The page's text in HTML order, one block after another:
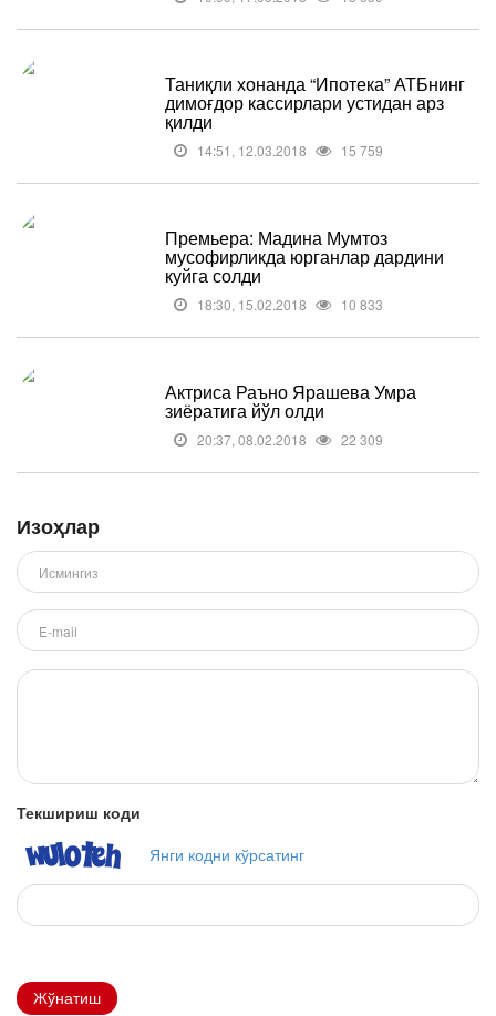
Таниқли хонанда “Ипотека” АТБнинг
димоғдор кассирлари устидан арз
қилди
14:51, 12.03.2018 15 759
Премьера: Мадина Мумтоз
мусофирликда юрганлар дардини
куйга солди
18:30, 15.02.2018 10 833
Актриса Раъно Ярашева Умра
зиёратига йўл олди
20:37, 08.02.2018 22 309
Изоҳлар
Текшириш коди
Янги кодни кўрсатинг
Жўнатиш